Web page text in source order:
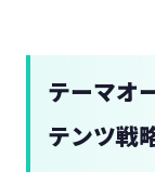
テーマオ
テンツ戦